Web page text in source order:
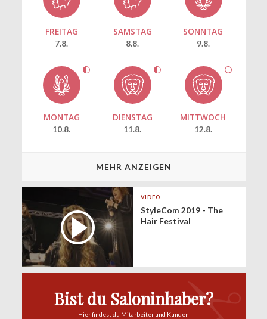
FREITAG
7.8.
SAMSTAG
8.8.
SONNTAG
9.8.
MONTAG
10.8.
DIENSTAG
11.8.
MITTWOCH
12.8.
MEHR ANZEIGEN
VIDEO
StyleCom 2019 - The
Hair Festival
Bist du Saloninhaber?
Hier findest du Mitarbeiter und Kunden